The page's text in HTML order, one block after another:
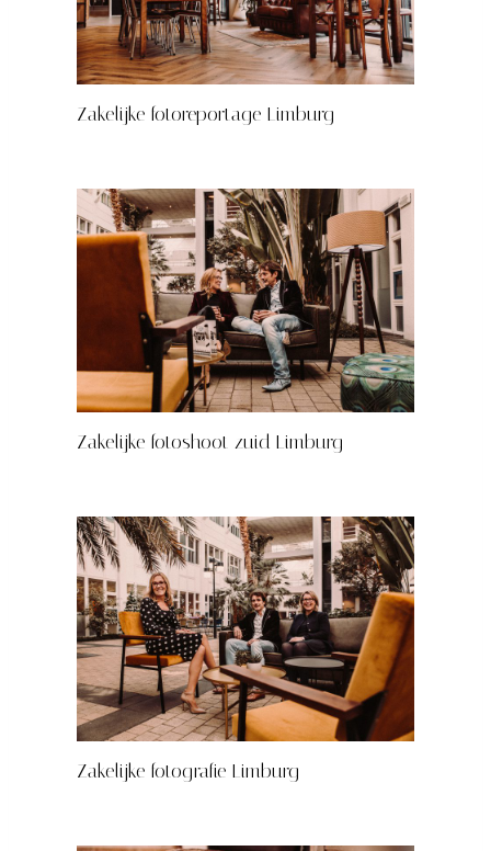
Zakelijke fotoreportage Limburg
Zakelijke fotoshoot zuid Limburg
Zakelijke fotografie Limburg